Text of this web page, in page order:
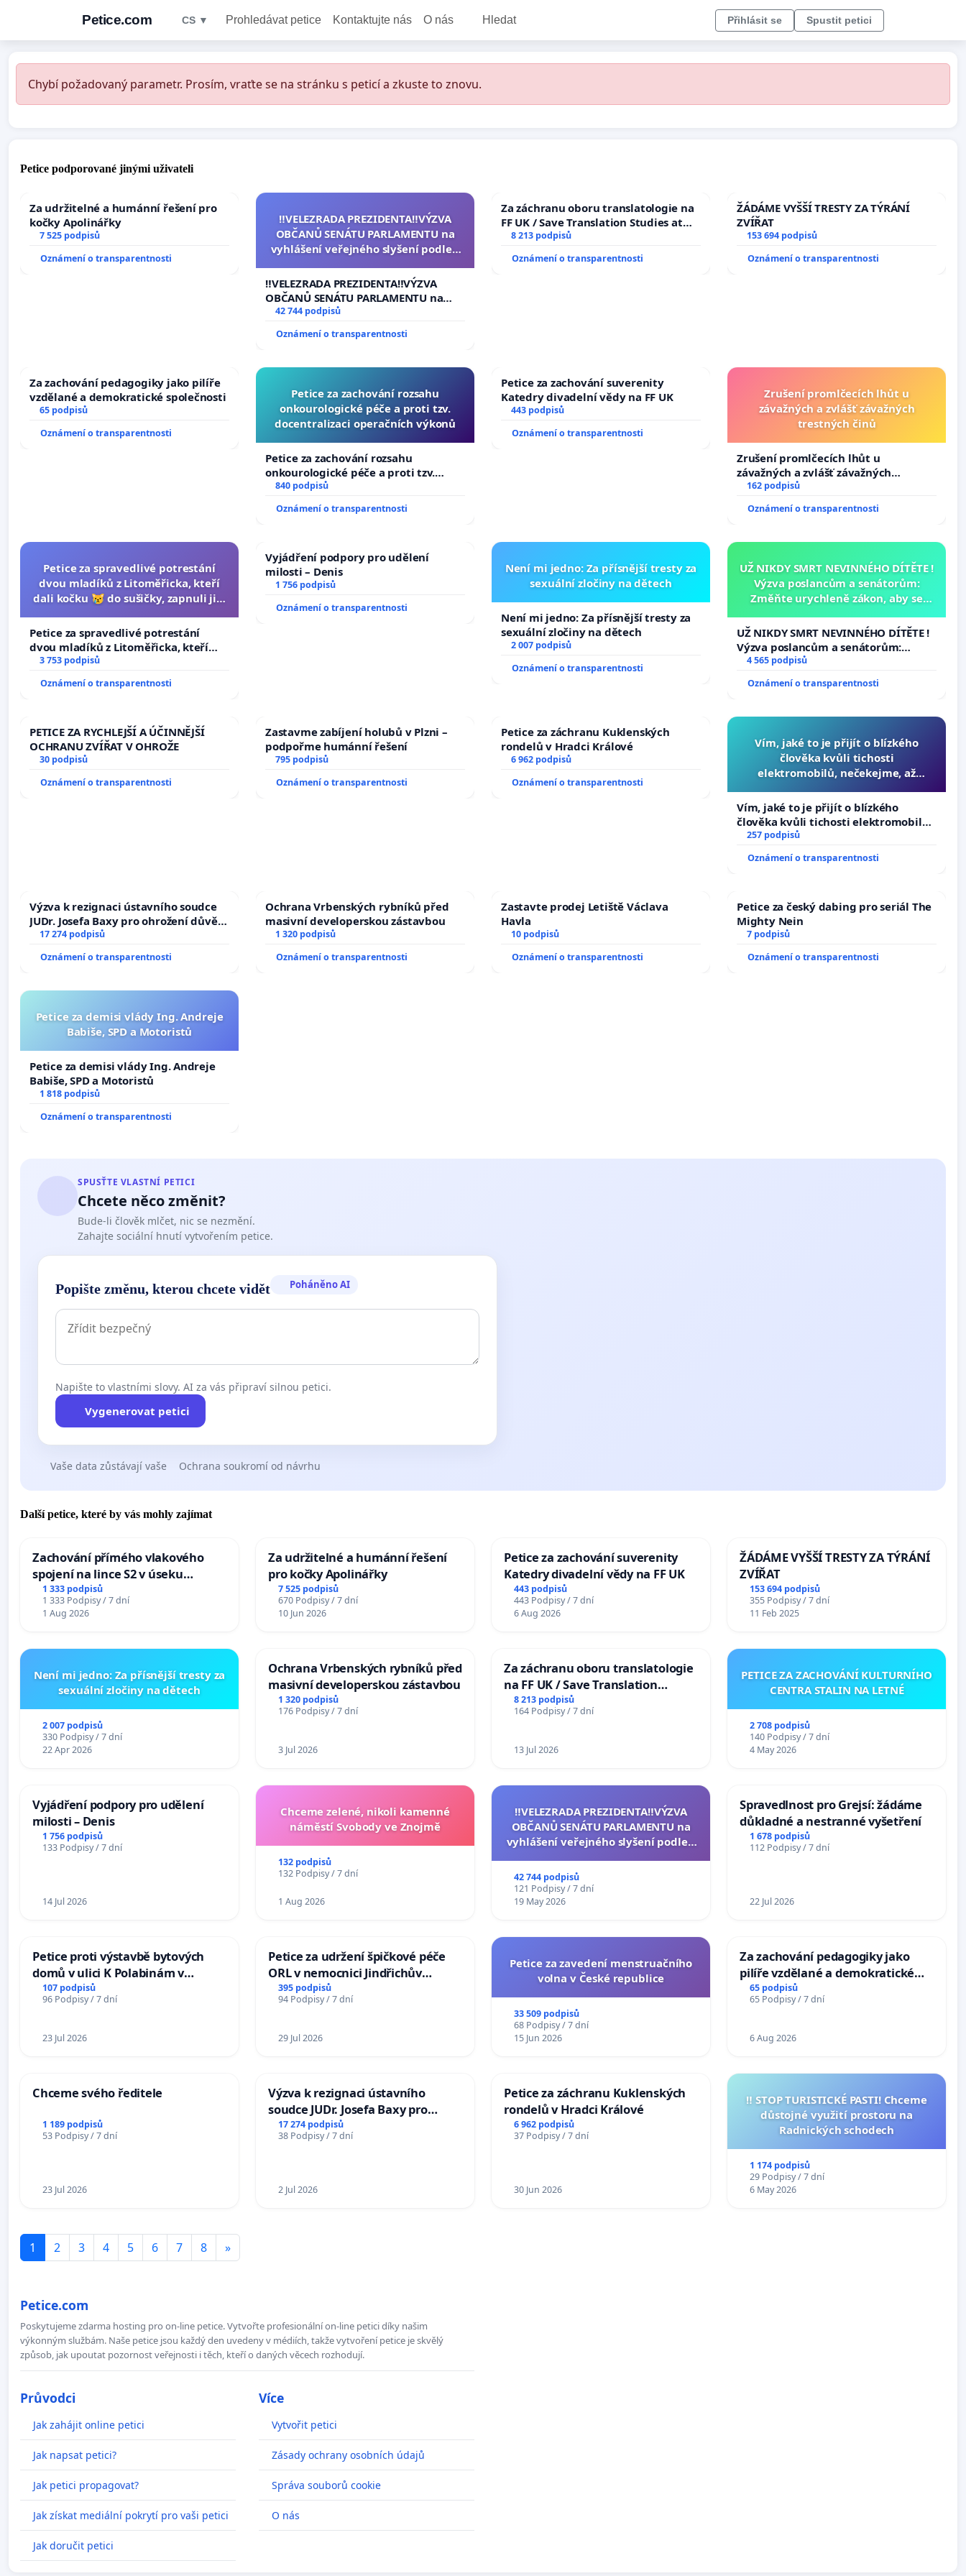
Petice.com CS ▼ Prohledávat petice Kontaktujte nás O nás Hledat Přihlásit se Spustit petici
Chybí požadovaný parametr. Prosím, vraťte se na stránku s peticí a zkuste to znovu.
Petice podporované jinými uživateli
Za udržitelné a humánní řešení pro
kočky Apolinářky
7 525 podpisů
Oznámení o transparentnosti
‼️VELEZRADA PREZIDENTA‼️VÝZVA
OBČANŮ SENÁTU PARLAMENTU na
vyhlášení veřejného slyšení podle §
na přijetí usnesení k podání ústavní
žaloby na prezidenta republiky
‼️VELEZRADA PREZIDENTA‼️VÝZVA
OBČANŮ SENÁTU PARLAMENTU na
vyhlášení veřejného slyšení podle §
144 jednacího řádu Senátu k návrhu
na přijetí usnesení k podání ústavní
42 744 podpisů
Oznámení o transparentnosti
Za záchranu oboru translatologie na
FF UK / Save Translation Studies at
the Faculty of Arts, Charles
University
8 213 podpisů
Oznámení o transparentnosti
ŽÁDÁME VYŠŠÍ TRESTY ZA TÝRÁNÍ
ZVÍŘAT
153 694 podpisů
Oznámení o transparentnosti
Za zachování pedagogiky jako pilíře
vzdělané a demokratické společnosti
65 podpisů
Oznámení o transparentnosti
Petice za zachování rozsahu
onkourologické péče a proti tzv.
docentralizaci operačních výkonů
Petice za zachování rozsahu
onkourologické péče a proti tzv.
docentralizaci operačních výkonů
840 podpisů
Oznámení o transparentnosti
Petice za zachování suverenity
Katedry divadelní vědy na FF UK
443 podpisů
Oznámení o transparentnosti
Zrušení promlčecích lhůt u
závažných a zvlášť závažných
trestných činů
Zrušení promlčecích lhůt u
závažných a zvlášť závažných
trestných činů
162 podpisů
Oznámení o transparentnosti
Petice za spravedlivé potrestání
dvou mladíků z Litoměřicka, kteří
dali kočku 😿 do sušičky, zapnuli ji a
Petice za spravedlivé potrestání
dvou mladíků z Litoměřicka, kteří
dali kočku 😿 do sušičky, zapnuli ji a
umírání zvířete natočili.
3 753 podpisů
Oznámení o transparentnosti
Vyjádření podpory pro udělení
milosti – Denis
1 756 podpisů
Oznámení o transparentnosti
Není mi jedno: Za přísnější tresty za
sexuální zločiny na dětech
Není mi jedno: Za přísnější tresty za
sexuální zločiny na dětech
2 007 podpisů
Oznámení o transparentnosti
UŽ NIKDY SMRT NEVINNÉHO DÍTĚTE !
Výzva poslancům a senátorům:
Změňte urychleně zákon, aby se
opakovat!
UŽ NIKDY SMRT NEVINNÉHO DÍTĚTE !
Výzva poslancům a senátorům:
Změňte urychleně zákon, aby se
tragédie malé Viktorky už nemohla
opakovat!
4 565 podpisů
Oznámení o transparentnosti
PETICE ZA RYCHLEJŠÍ A ÚČINNĚJŠÍ
OCHRANU ZVÍŘAT V OHROŽE
30 podpisů
Oznámení o transparentnosti
Zastavme zabíjení holubů v Plzni –
podpořme humánní řešení
795 podpisů
Oznámení o transparentnosti
Petice za záchranu Kuklenských
rondelů v Hradci Králové
6 962 podpisů
Oznámení o transparentnosti
Vím, jaké to je přijít o blízkého
člověka kvůli tichosti
elektromobilů, nečekejme, až
auta!
Vím, jaké to je přijít o blízkého
člověka kvůli tichosti elektromobilů,
nečekejme, až přibydou další,
zaveďme slyšitelná auta!
257 podpisů
Oznámení o transparentnosti
Výzva k rezignaci ústavního soudce
JUDr. Josefa Baxy pro ohrožení důvěry
ve spravedlivý proces
17 274 podpisů
Oznámení o transparentnosti
Ochrana Vrbenských rybníků před
masivní developerskou zástavbou
1 320 podpisů
Oznámení o transparentnosti
Zastavte prodej Letiště Václava
Havla
10 podpisů
Oznámení o transparentnosti
Petice za český dabing pro seriál The
Mighty Nein
7 podpisů
Oznámení o transparentnosti
Petice za demisi vlády Ing. Andreje
Babiše, SPD a Motoristů
Petice za demisi vlády Ing. Andreje
Babiše, SPD a Motoristů
1 818 podpisů
Oznámení o transparentnosti
SPUSŤTE VLASTNÍ PETICI
Chcete něco změnit?
Bude-li člověk mlčet, nic se nezmění.
Zahajte sociální hnutí vytvořením petice.
Popište změnu, kterou chcete vidět Poháněno AI
Napište to vlastními slovy. AI za vás připraví silnou petici.
Vygenerovat petici
Vaše data zůstávají vaše Ochrana soukromí od návrhu
Další petice, které by vás mohly zajímat
Zachování přímého vlakového
spojení na lince S2 v úseku
Ostrava – Bohumín – Karviná –
Mosty u Jablunkova
1 333 podpisů
1 333 Podpisy / 7 dní
1 Aug 2026
Za udržitelné a humánní řešení
pro kočky Apolinářky
7 525 podpisů
670 Podpisy / 7 dní
10 Jun 2026
Petice za zachování suverenity
Katedry divadelní vědy na FF UK
443 podpisů
443 Podpisy / 7 dní
6 Aug 2026
ŽÁDÁME VYŠŠÍ TRESTY ZA TÝRÁNÍ
ZVÍŘAT
153 694 podpisů
355 Podpisy / 7 dní
11 Feb 2025
Není mi jedno: Za přísnější tresty za
sexuální zločiny na dětech
2 007 podpisů
330 Podpisy / 7 dní
22 Apr 2026
Ochrana Vrbenských rybníků před
masivní developerskou zástavbou
1 320 podpisů
176 Podpisy / 7 dní
3 Jul 2026
Za záchranu oboru translatologie
na FF UK / Save Translation
Studies at the Faculty of Arts,
Charles University
8 213 podpisů
164 Podpisy / 7 dní
13 Jul 2026
PETICE ZA ZACHOVÁNÍ KULTURNÍHO
CENTRA STALIN NA LETNÉ
2 708 podpisů
140 Podpisy / 7 dní
4 May 2026
Vyjádření podpory pro udělení
milosti – Denis
1 756 podpisů
133 Podpisy / 7 dní
14 Jul 2026
Chceme zelené, nikoli kamenné
náměstí Svobody ve Znojmě
132 podpisů
132 Podpisy / 7 dní
1 Aug 2026
‼️VELEZRADA PREZIDENTA‼️VÝZVA
OBČANŮ SENÁTU PARLAMENTU na
vyhlášení veřejného slyšení podle §
na přijetí usnesení k podání ústavní
žaloby na prezidenta republiky
42 744 podpisů
121 Podpisy / 7 dní
19 May 2026
Spravedlnost pro Grejsí: žádáme
důkladné a nestranné vyšetření
1 678 podpisů
112 Podpisy / 7 dní
22 Jul 2026
Petice proti výstavbě bytových
domů v ulici K Polabinám v
Pardubicích
107 podpisů
96 Podpisy / 7 dní
23 Jul 2026
Petice za udržení špičkové péče
ORL v nemocnici Jindřichův
Hradec
395 podpisů
94 Podpisy / 7 dní
29 Jul 2026
Petice za zavedení menstruačního
volna v České republice
33 509 podpisů
68 Podpisy / 7 dní
15 Jun 2026
Za zachování pedagogiky jako
pilíře vzdělané a demokratické
společnosti
65 podpisů
65 Podpisy / 7 dní
6 Aug 2026
Chceme svého ředitele
1 189 podpisů
53 Podpisy / 7 dní
23 Jul 2026
Výzva k rezignaci ústavního
soudce JUDr. Josefa Baxy pro
ohrožení důvěry ve spravedlivý
proces
17 274 podpisů
38 Podpisy / 7 dní
2 Jul 2026
Petice za záchranu Kuklenských
rondelů v Hradci Králové
6 962 podpisů
37 Podpisy / 7 dní
30 Jun 2026
‼️ STOP TURISTICKÉ PASTI! Chceme
důstojné využití prostoru na
Radnických schodech
1 174 podpisů
29 Podpisy / 7 dní
6 May 2026
1 2 3 4 5 6 7 8 »
Petice.com
Poskytujeme zdarma hosting pro on-line petice. Vytvořte profesionální on-line petici díky našim
výkonným službám. Naše petice jsou každý den uvedeny v médiích, takže vytvoření petice je skvělý
způsob, jak upoutat pozornost veřejnosti i těch, kteří o daných věcech rozhodují.
Průvodci
Jak zahájit online petici
Jak napsat petici?
Jak petici propagovat?
Jak získat mediální pokrytí pro vaši petici
Jak doručit petici
Více
Vytvořit petici
Zásady ochrany osobních údajů
Správa souborů cookie
O nás